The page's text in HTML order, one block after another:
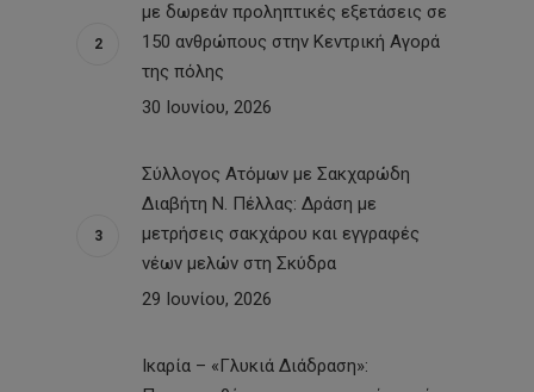
με δωρεάν προληπτικές εξετάσεις σε
150 ανθρώπους στην Κεντρική Αγορά
της πόλης
30 Ιουνίου, 2026
Σύλλογος Ατόμων με Σακχαρώδη
Διαβήτη Ν. Πέλλας: Δράση με
μετρήσεις σακχάρου και εγγραφές
νέων μελών στη Σκύδρα
29 Ιουνίου, 2026
Ικαρία – «Γλυκιά Διάδραση»: